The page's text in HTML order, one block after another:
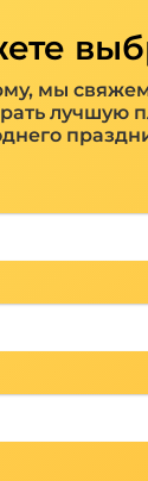
мы
лучшую